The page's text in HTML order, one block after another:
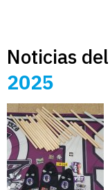
Noticias del
2025